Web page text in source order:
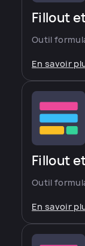
Fillout
Outil
En savoir
Fillout
Outil
En savoir